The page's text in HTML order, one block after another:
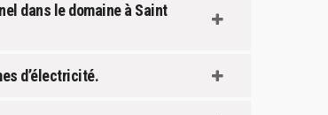
dans le domaine à Saint
d’électricité.